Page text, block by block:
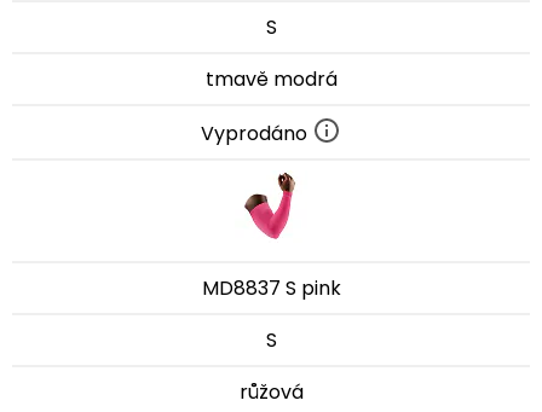
S
tmavě modrá
Vyprodáno
MD8837 S pink
S
růžová